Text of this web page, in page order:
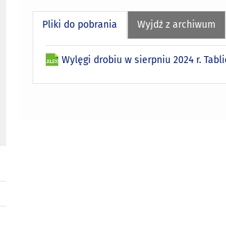
Pliki do pobrania Wyjdź z archiwum
Wylęgi drobiu w sierpniu 2024 r.